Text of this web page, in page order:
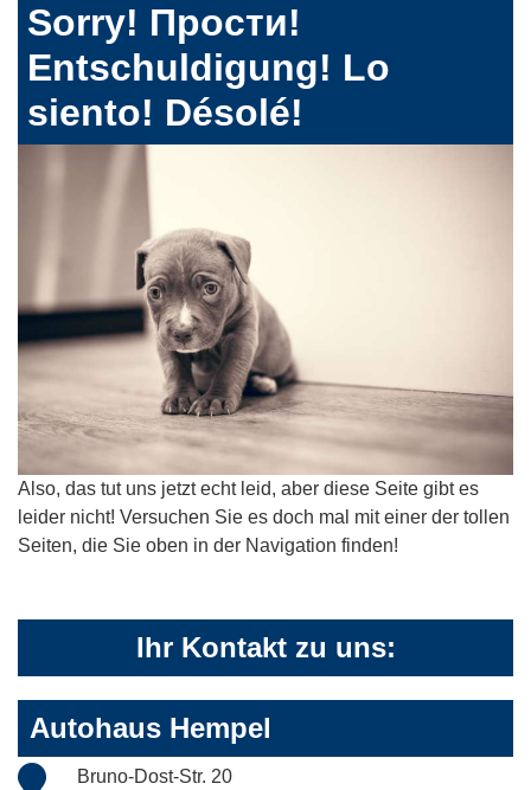
Sorry! Прости!
Entschuldigung! Lo
siento! Désolé!
Also, das tut uns jetzt echt leid, aber diese Seite gibt es
leider nicht! Versuchen Sie es doch mal mit einer der tollen
Seiten, die Sie oben in der Navigation finden!
Ihr Kontakt zu uns:
Autohaus Hempel
Bruno-Dost-Str. 20